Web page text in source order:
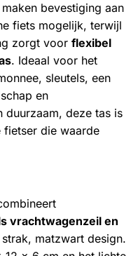
bevestiging aan
fiets mogelijk, terwijl
zorgt voor flexibel
. Ideaal voor het
sleutels, een
en
duurzaam, deze tas is
die waarde
vrachtwagenzeil en
strak, matzwart design.